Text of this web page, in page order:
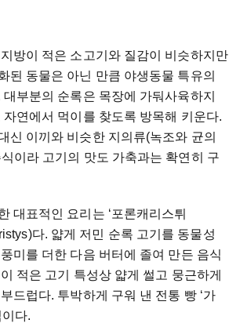
방이 적은 소고기와 질감이 비슷하지만
된 동물은 아닌 만큼 야생동물 특유의
부분의 순록은 목장에 가둬사육하지
자연에서 먹이를 찾도록 방목해 키운다.
신 이끼와 비슷한 지의류(녹조와 균의
이라 고기의 맛도 가축과는 확연히 구
대표적인 요리는 ‘포론캐리스튀
다. 얇게 저민 순록 고기를 동물성
미를 더한 다음 버터에 졸여 만든 음식
적은 고기 특성상 얇게 썰고 뭉근하게
드럽다. 투박하게 구워 낸 전통 빵 ‘가
다.